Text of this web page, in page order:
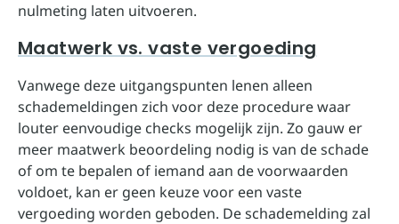
nulmeting laten uitvoeren.
Maatwerk vs. vaste vergoeding
Vanwege deze uitgangspunten lenen alleen
schademeldingen zich voor deze procedure waar
louter eenvoudige checks mogelijk zijn. Zo gauw er
meer maatwerk beoordeling nodig is van de schade
of om te bepalen of iemand aan de voorwaarden
voldoet, kan er geen keuze voor een vaste
vergoeding worden geboden. De schademelding zal